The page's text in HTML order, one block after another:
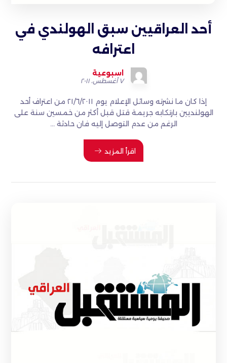
أحد العراقيين سبق الهولندي في
اعترافه
اسبوعية
٧ أغسطس، ٢٠١١
إذا كان ما نشرته وسائل الإعلام يوم ٢١/٦/٢٠١١ من اعتراف أحد
الهولنديين بارتكابه جريمة قتل قبل أكثر من خمسين سنة على
الرغم من عدم التوصل إليه فان حادثة ...
اقرأ المزيد